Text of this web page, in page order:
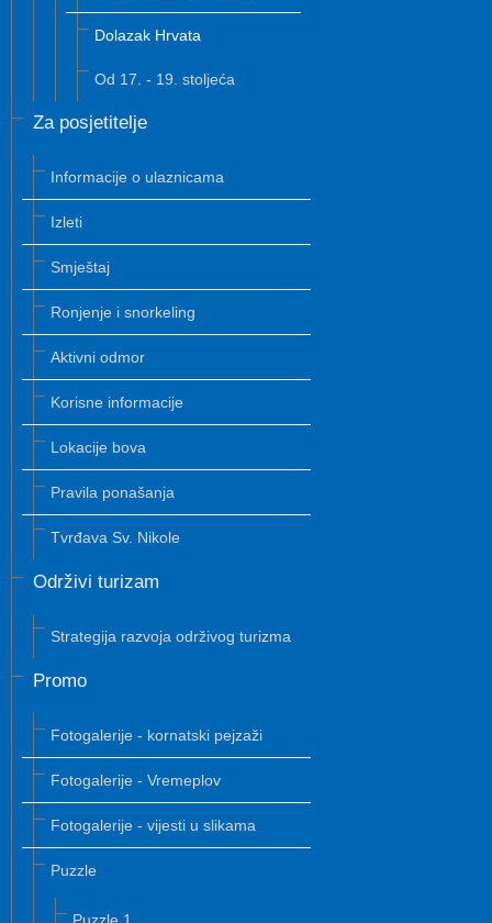
Dolazak Hrvata
Od 17. - 19. stoljeća
Za posjetitelje
Informacije o ulaznicama
Izleti
Smještaj
Ronjenje i snorkeling
Aktivni odmor
Korisne informacije
Lokacije bova
Pravila ponašanja
Tvrđava Sv. Nikole
Održivi turizam
Strategija razvoja održivog turizma
Promo
Fotogalerije - kornatski pejzaži
Fotogalerije - Vremeplov
Fotogalerije - vijesti u slikama
Puzzle